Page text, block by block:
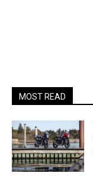
MOST READ